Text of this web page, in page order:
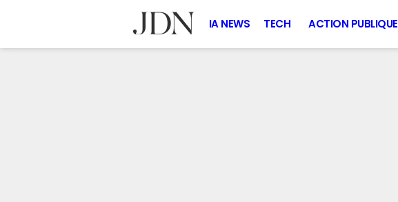
IA NEWS TECH ACTION PUBLIQUE